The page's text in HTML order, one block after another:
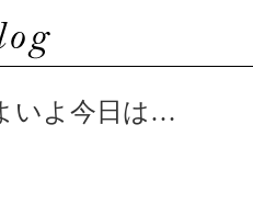
いよ今日は…